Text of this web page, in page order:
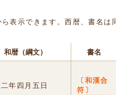
表示できます。西暦、書名
和暦（綱文） 書名
年四月五日
〔和漢合
符〕